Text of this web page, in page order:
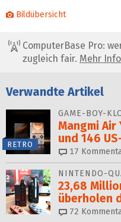
Bildübersicht
ComputerBase Pro:
zugleich fair. Mehr
Verwandte Artikel
RETRO
GAME-BOY-
Mangmi
und 146
17
NINTENDO-
23,68
überholen
72